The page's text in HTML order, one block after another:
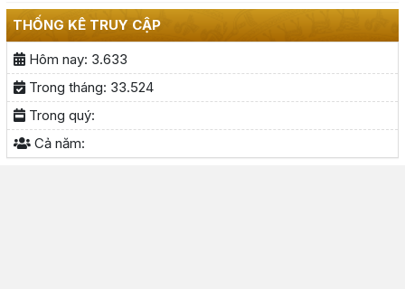
THỐNG KÊ TRUY CẬP
Hôm nay: 3.633
Trong tháng: 33.524
Trong quý:
Cả năm: